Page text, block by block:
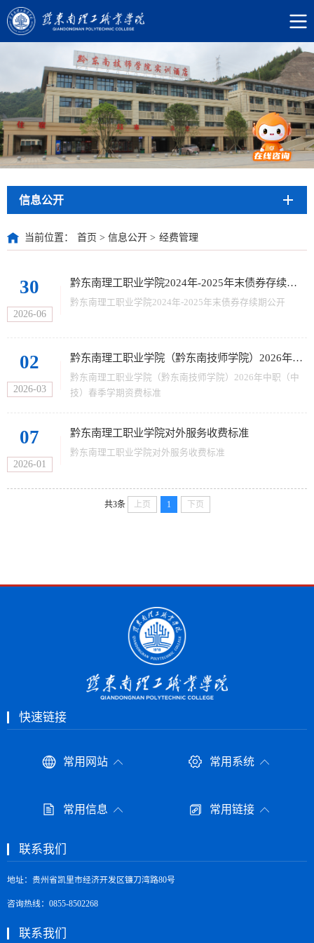
信息公开
当前位置： 首页 > 信息公开 > 经费管理
30
2026-06
黔东南理工职业学院2024年-2025年末债券存续期公开
黔东南理工职业学院2024年-2025年末债券存续期公开
02
2026-03
黔东南理工职业学院（黔东南技师学院）2026年中职（中技）春季学期资费标准
黔东南理工职业学院（黔东南技师学院）2026年中职（中
技）春季学期资费标准
07
2026-01
黔东南理工职业学院对外服务收费标准
黔东南理工职业学院对外服务收费标准
共3条 上页 1 下页
快速链接
常用网站 常用系统
常用信息 常用链接
联系我们
地址：贵州省凯里市经济开发区镰刀湾路80号
咨询热线：0855-8502268
联系我们